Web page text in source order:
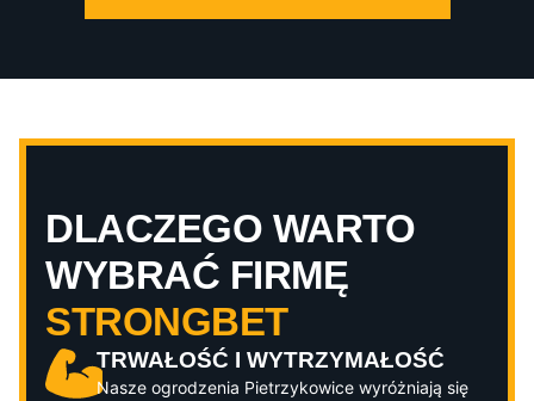
DLACZEGO WARTO
WYBRAĆ FIRMĘ
STRONGBET
TRWAŁOŚĆ I WYTRZYMAŁOŚĆ
Nasze ogrodzenia Pietrzykowice wyróżniają się